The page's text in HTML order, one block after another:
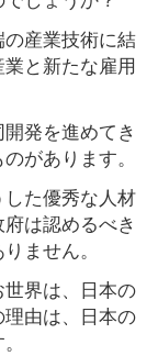
産業技術に結
と新たな雇用
発を進めてき
があります。
た優秀な人材
は認めるべき
ません。
界は、日本の
由は、日本の